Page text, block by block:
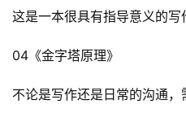
页
行
这是一本很具有指导意义的写
04《金字塔原理》
不论是写作还是日常的沟通，